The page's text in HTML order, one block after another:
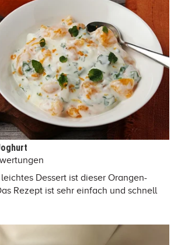
Dessert ist dieser Orangen-
Rezept ist sehr einfach und schnell